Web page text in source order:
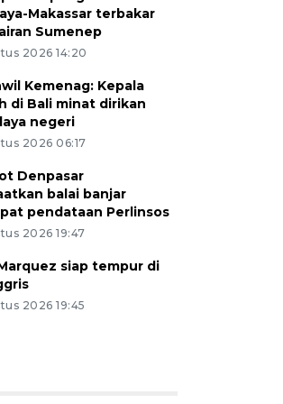
Makassar terbakar
Sumenep
2026 14:20
Kemenag: Kepala
di Bali minat dirikan
negeri
2026 06:17
Denpasar
balai banjar
pendataan Perlinsos
2026 19:47
siap tempur di
2026 19:45